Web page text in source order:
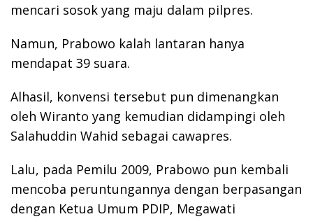
mencari sosok yang maju dalam pilpres.
Namun, Prabowo kalah lantaran hanya
mendapat 39 suara.
Alhasil, konvensi tersebut pun dimenangkan
oleh Wiranto yang kemudian didampingi oleh
Salahuddin Wahid sebagai cawapres.
Lalu, pada Pemilu 2009, Prabowo pun kembali
mencoba peruntungannya dengan berpasangan
dengan Ketua Umum PDIP, Megawati